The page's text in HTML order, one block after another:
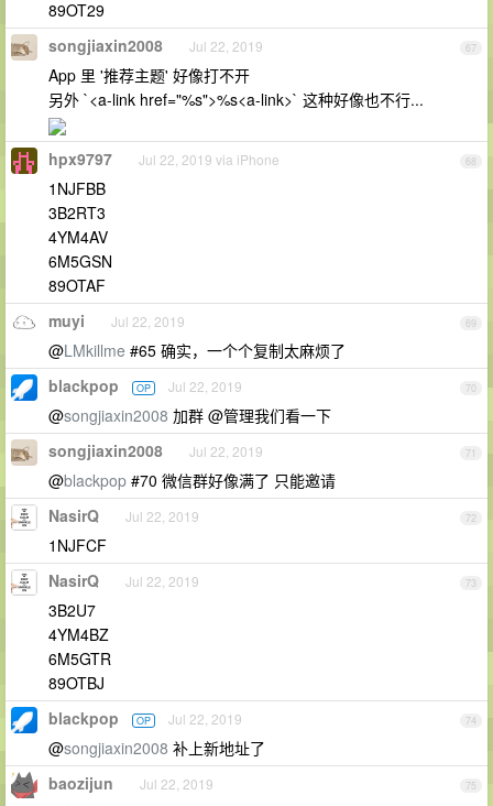
89OT29
67
songjiaxin2008 Jul 22, 2019
App 里 '推荐主题' 好像打不开
另外 `<a-link href="%s">%s<a-link>` 这种好像也不行...
68
hpx9797 Jul 22, 2019 via iPhone
1NJFBB
3B2RT3
4YM4AV
6M5GSN
89OTAF
69
muyi Jul 22, 2019
@LMkillme #65 确实，一个个复制太麻烦了
70
blackpop OP Jul 22, 2019
@songjiaxin2008 加群 @管理我们看一下
71
songjiaxin2008 Jul 22, 2019
@blackpop #70 微信群好像满了 只能邀请
72
NasirQ Jul 22, 2019
1NJFCF
73
NasirQ Jul 22, 2019
3B2U7
4YM4BZ
6M5GTR
89OTBJ
74
blackpop OP Jul 22, 2019
@songjiaxin2008 补上新地址了
75
baozijun Jul 22, 2019